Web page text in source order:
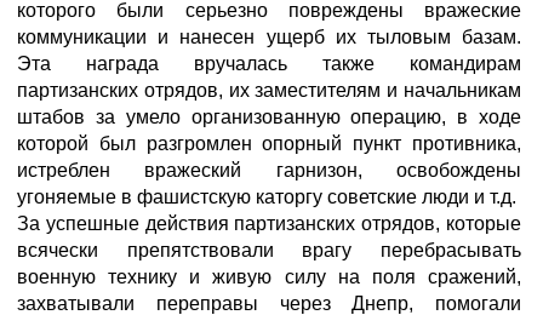
которого были серьезно повреждены вражеские
коммуникации и нанесен ущерб их тыловым базам.
Эта награда вручалась также командирам
партизанских отрядов, их заместителям и начальникам
штабов за умело организованную операцию, в ходе
которой был разгромлен опорный пункт противника,
истреблен вражеский гарнизон, освобождены
угоняемые в фашистскую каторгу советские люди и т.д.
За успешные действия партизанских отрядов, которые
всячески препятствовали врагу перебрасывать
военную технику и живую силу на поля сражений,
захватывали переправы через Днепр, помогали